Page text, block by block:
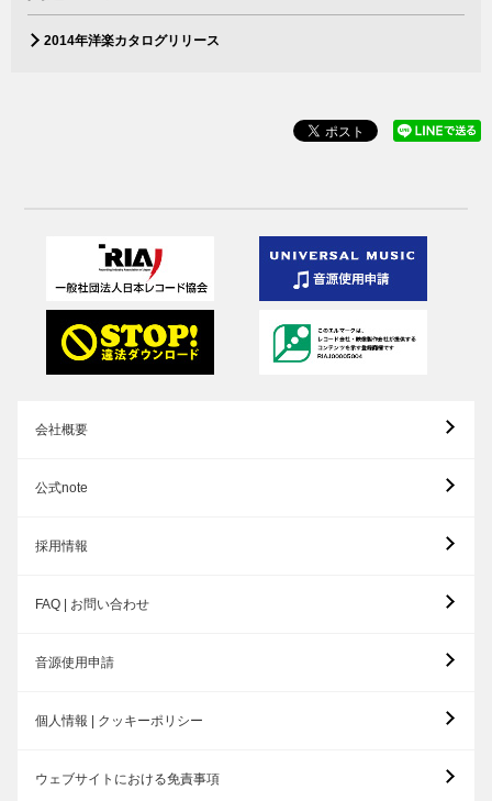
2014年洋楽カタログリリース
会社概要
公式note
採用情報
FAQ | お問い合わせ
音源使用申請
個人情報 | クッキーポリシー
ウェブサイトにおける免責事項